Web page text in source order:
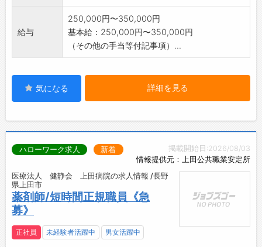
給与
250,000円〜350,000円
基本給：250,000円〜350,000円
（その他の手当等付記事項）...
気になる 詳細を見る
掲載開始日:2026/08/03
情報提供元：上田公共職業安定所
ハローワーク求人 新着
医療法人 健静会 上田病院の求人情報 /長野
県上田市
薬剤師/短時間正規職員《急
募》
正社員 未経験者活躍中 男女活躍中